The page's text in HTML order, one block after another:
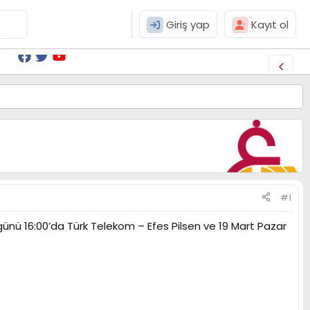
Giriş yap Kayıt ol
#1
16:00’da Türk Telekom – Efes Pilsen ve 19 Mart Pazar